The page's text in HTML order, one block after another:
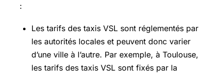
:
Les tarifs des taxis VSL sont réglementés par
les autorités locales et peuvent donc varier
d’une ville à l’autre. Par exemple, à Toulouse,
les tarifs des taxis VSL sont fixés par la